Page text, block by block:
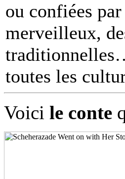
ou confiées
merveilleux,
toutes les
Voici le conte